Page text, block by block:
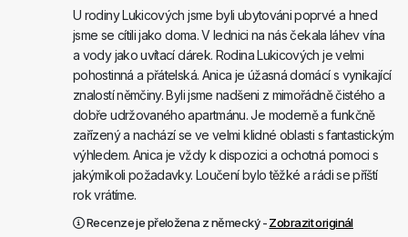
U rodiny Lukicových jsme byli ubytováni poprvé a hned
jsme se cítili jako doma. V lednici na nás čekala láhev vína
a vody jako uvítací dárek. Rodina Lukicových je velmi
pohostinná a přátelská. Anica je úžasná domácí s vynikající
znalostí němčiny. Byli jsme nadšeni z mimořádně čistého a
dobře udržovaného apartmánu. Je moderně a funkčně
zařízený a nachází se ve velmi klidné oblasti s fantastickým
výhledem. Anica je vždy k dispozici a ochotná pomoci s
jakýmikoli požadavky. Loučení bylo těžké a rádi se příští
rok vrátíme.
Recenze je přeložena z německý -Zobrazit originál